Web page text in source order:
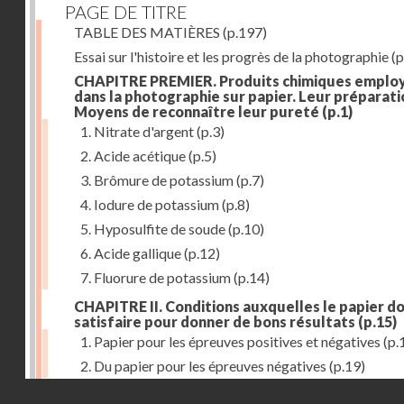
PAGE DE TITRE
TABLE DES MATIÈRES (p.197)
Essai sur l'histoire et les progrès de la photographie
CHAPITRE PREMIER. Produits chimiques
dans la photographie sur papier. Leur
Moyens de reconnaître leur pureté (p.1)
1. Nitrate d'argent(p.3)
2. Acide acétique(p.5)
3. Brômure de potassium(p.7)
4. Iodure de potassium(p.8)
5. Hyposulfite de soude(p.10)
6. Acide gallique(p.12)
7. Fluorure de potassium(p.14)
CHAPITRE II. Conditions auxquelles le papier
satisfaire pour donner de bons résultats (p.15)
1. Papier pour les épreuves positives et négatives
2. Du papier pour les épreuves négatives (p.19)